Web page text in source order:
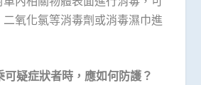
氧化氯等消毒劑或消毒濕巾進
可疑症狀者時，應如何防護？